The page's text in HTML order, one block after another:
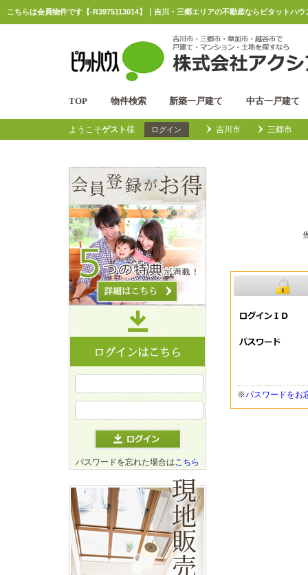
こちらは会員物件です【-R3975113014】｜吉川・三郷エリアの不動産ならピタットハ
TOP 物件検索 新築一戸建て 中古一戸建て
ようこそゲスト様 ログイン 吉川市 三郷市
※パスワードをお
パスワードを忘れた場合はこちら